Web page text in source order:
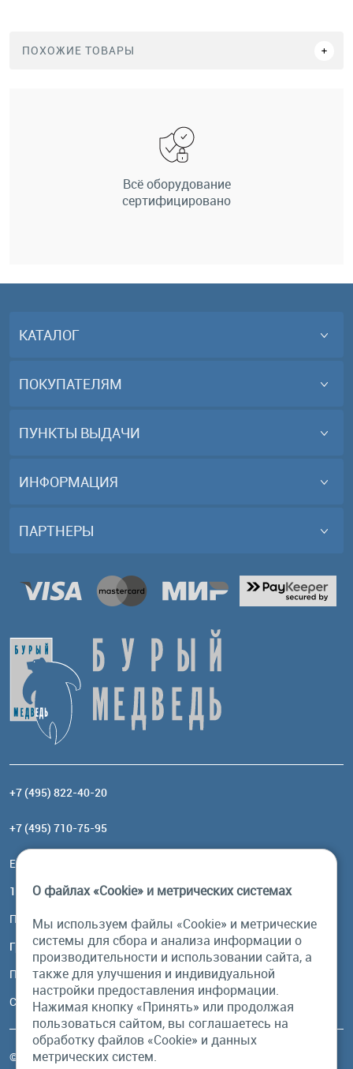
ПОХОЖИЕ ТОВАРЫ
Всё оборудование
сертифицировано
КАТАЛОГ
ПОКУПАТЕЛЯМ
ПУНКТЫ ВЫДАЧИ
ИНФОРМАЦИЯ
ПАРТНЕРЫ
+7 (495) 822-40-20
+7 (495) 710-75-95
Email:
117485, Москва, ул. Профсоюзная, 84/32, корп 1
Посмотреть на карте
График работы
Пн-Пт: с 10:00 до 18:00
Сб, Вс: выходной
© Бурый Медведь MMXXVI. Все права защищены.
О файлах «Cookie» и метрических системах
Мы используем файлы «Cookie» и метрические
системы для сбора и анализа информации о
производительности и использовании сайта, а
также для улучшения и индивидуальной
настройки предоставления информации.
Нажимая кнопку «Принять» или продолжая
пользоваться сайтом, вы соглашаетесь на
обработку файлов «Cookie» и данных
метрических систем.